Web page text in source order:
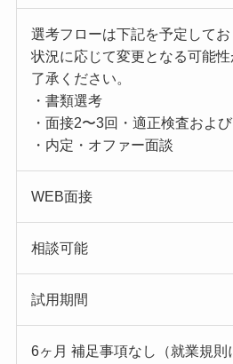
選考フローは下記を予定してお
状況に応じて変更となる可能
了承ください。
・書類選考
・面接2〜3回・適正検査およ
・内定・オファー面談
WEB面接
相談可能
試用期間
6ヶ月 補足事項なし（就業規則